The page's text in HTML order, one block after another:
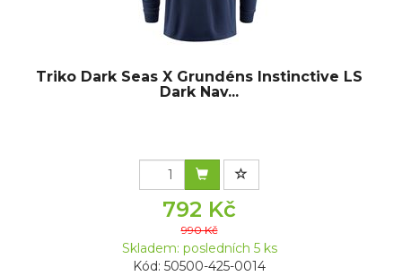
Triko Dark Seas X Grundéns Instinctive LS
Dark Nav...
792 Kč
990 Kč
Skladem: posledních 5 ks
Kód: 50500-425-0014